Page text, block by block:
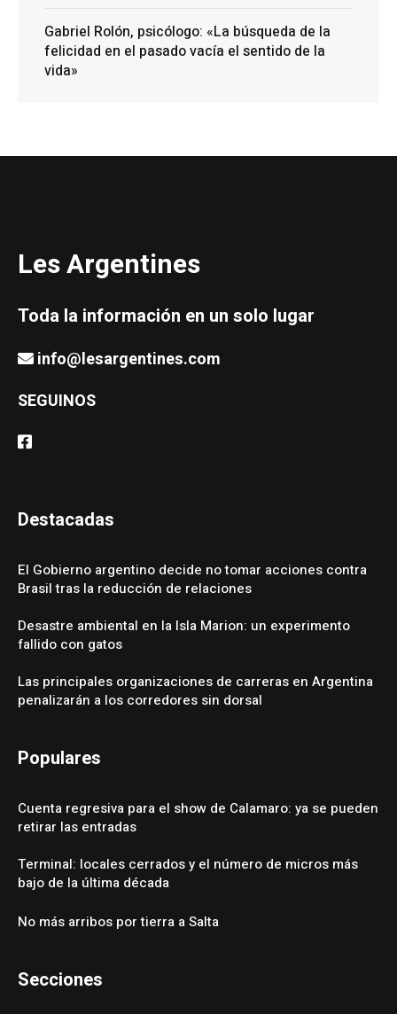
Gabriel Rolón, psicólogo: «La búsqueda de la
felicidad en el pasado vacía el sentido de la
vida»
Les Argentines
Toda la información en un solo lugar
info@lesargentines.com
SEGUINOS
Destacadas
El Gobierno argentino decide no tomar acciones contra
Brasil tras la reducción de relaciones
Desastre ambiental en la Isla Marion: un experimento
fallido con gatos
Las principales organizaciones de carreras en Argentina
penalizarán a los corredores sin dorsal
Populares
Cuenta regresiva para el show de Calamaro: ya se pueden
retirar las entradas
Terminal: locales cerrados y el número de micros más
bajo de la última década
No más arribos por tierra a Salta
Secciones